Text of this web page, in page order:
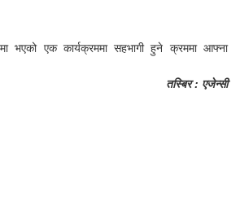
भएको एक कार्यक्रममा सहभागी हुने क्रममा आफ्ना
तस्बिर : एजेन्सी